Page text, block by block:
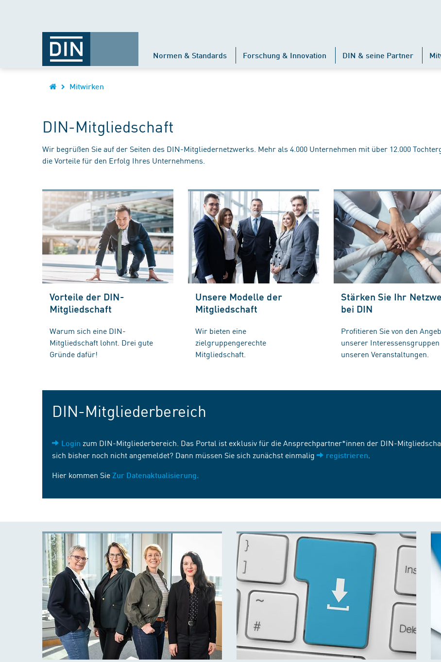
Normen & Standards Forschung & Innovation DIN & seine Partner
Mitwirken
DIN-Mitgliedschaft
Wir begrüßen Sie auf der Seiten des DIN-Mitgliedernetzwerks. Mehr als 4.000 Unternehmen mit über 12.000
die Vorteile für den Erfolg Ihres Unternehmens.
Vorteile der DIN-
Mitgliedschaft
Warum sich eine DIN-
Mitgliedschaft lohnt. Drei gute
Gründe dafür!
Unsere Modelle der
Mitgliedschaft
Wir bieten eine
zielgruppengerechte
Mitgliedschaft.
Stärken Sie Ihr
bei DIN
Profitieren Sie von den
unserer Interessensgruppen
unseren Veranstaltungen.
DIN-Mitgliederbereich
Login zum DIN-Mitgliederbereich. Das Portal ist exklusiv für die Ansprechpartner*innen der DIN-
sich bisher noch nicht angemeldet? Dann müssen Sie sich zunächst einmalig
registrieren
Hier kommen Sie Zur Datenaktualisierung.